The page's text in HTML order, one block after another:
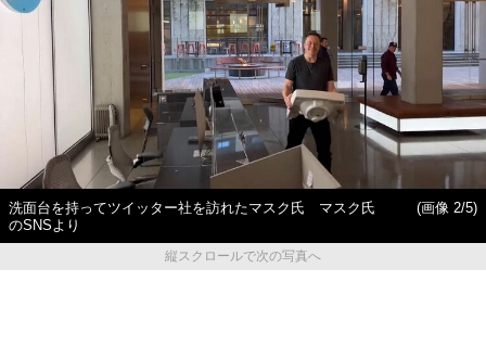
洗面台を持ってツイッター社を訪れたマスク氏 マスク氏
のSNSより
(画像 2/5)
縦スクロールで次の写真へ